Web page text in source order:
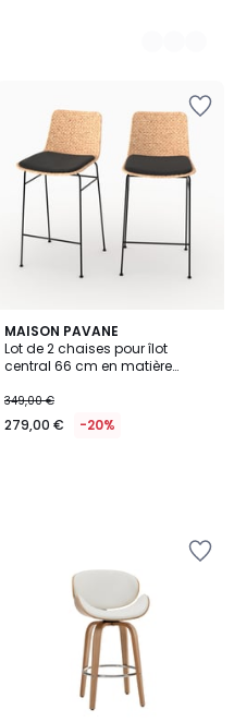
MAISON PAVANE
Lot de 2 chaises pour îlot
central 66 cm en matière
349,00 €
279,00 € -20%